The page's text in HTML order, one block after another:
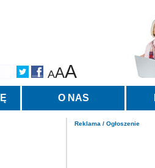
AAA
O NAS
Reklama / Ogłoszenie